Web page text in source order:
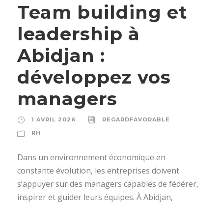
Team building et
leadership à
Abidjan :
développez vos
managers
1 AVRIL 2026
REGARDFAVORABLE
RH
Dans un environnement économique en
constante évolution, les entreprises doivent
s’appuyer sur des managers capables de fédérer,
inspirer et guider leurs équipes. À Abidjan,